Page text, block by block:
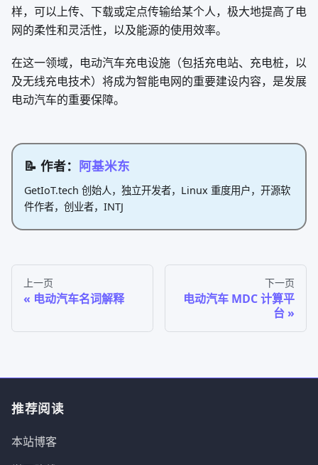
样，可以上传、下载或定点传输给某个人，极大地提高了电
网的柔性和灵活性，以及能源的使用效率。
在这一领域，电动汽车充电设施（包括充电站、充电桩，以
及无线充电技术）将成为智能电网的重要建设内容，是发展
电动汽车的重要保障。
📝 作者： 阿基米东
GetIoT.tech 创始人，独立开发者，Linux 重度用户，开源软
件作者，创业者，INTJ
上一页
电动汽车名词解释
下一页
电动汽车 MDC 计算平
台
推荐阅读
本站博客